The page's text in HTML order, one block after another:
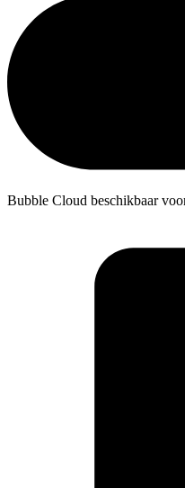
Bubble Cloud beschikbaar